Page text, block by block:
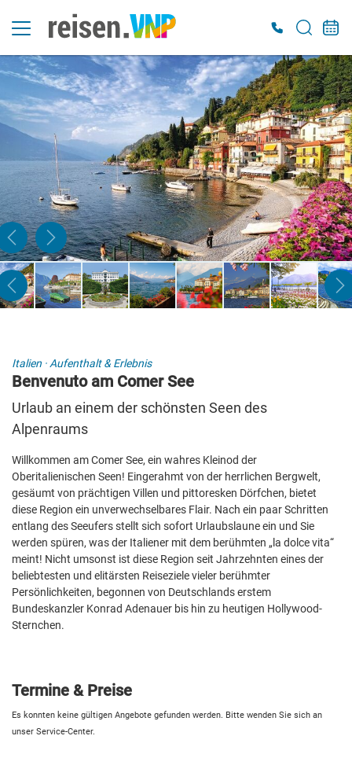
Es konnten keine gültigen Angebote gefunden werden. Bitte wenden Sie sich an
unser Service-Center.
Italien · Aufenthalt & Erlebnis
Benvenuto am Comer See
Urlaub an einem der schönsten Seen des
Alpenraums
Willkommen am Comer See, ein wahres Kleinod der
Oberitalienischen Seen! Eingerahmt von der herrlichen Bergwelt,
gesäumt von prächtigen Villen und pittoresken Dörfchen, bietet
diese Region ein unverwechselbares Flair. Nach ein paar Schritten
entlang des Seeufers stellt sich sofort Urlaubslaune ein und Sie
werden spüren, was der Italiener mit dem berühmten „la dolce vita“
meint! Nicht umsonst ist diese Region seit Jahrzehnten eines der
beliebtesten und elitärsten Reiseziele vieler berühmter
Persönlichkeiten, begonnen von Deutschlands erstem
Bundeskanzler Konrad Adenauer bis hin zu heutigen Hollywood-
Sternchen.
Termine & Preise
Es konnten keine gültigen Angebote gefunden werden. Bitte wenden Sie sich an
unser Service-Center.